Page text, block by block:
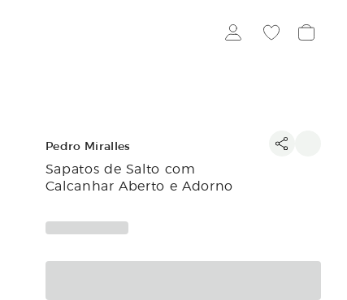
Pedro Miralles
Sapatos de Salto com
Calcanhar Aberto e Adorno